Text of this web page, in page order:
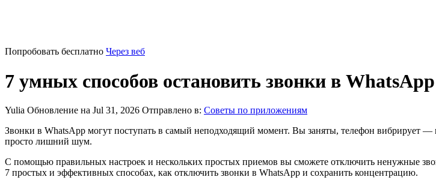
Попробовать бесплатно Через веб
7 умных способов остановить звонки в
Yulia Обновление на Jul 31, 2026 Отправлено в: Советы по приложениям
Звонки в WhatsApp могут поступать в самый неподходящий момент. Вы заняты, телефон
просто лишний шум.
С помощью правильных настроек и нескольких простых приемов вы сможете отключить ненужные
7 простых и эффективных способах, как отключить звонки в WhatsApp и сохранить концентрацию.